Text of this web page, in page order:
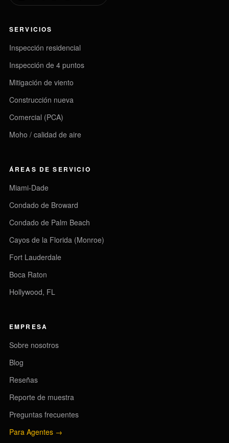
SERVICIOS
Inspección residencial
Inspección de 4 puntos
Mitigación de viento
Construcción nueva
Comercial (PCA)
Moho / calidad de aire
ÁREAS DE SERVICIO
Miami-Dade
Condado de Broward
Condado de Palm Beach
Cayos de la Florida (Monroe)
Fort Lauderdale
Boca Raton
Hollywood, FL
EMPRESA
Sobre nosotros
Blog
Reseñas
Reporte de muestra
Preguntas frecuentes
Para Agentes →